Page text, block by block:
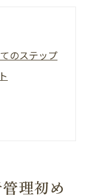
のステップ
理初め